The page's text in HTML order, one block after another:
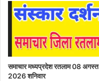
समाचार मध्यप्रदेश रतलाम 08 अगस्त
2026 शनिवार